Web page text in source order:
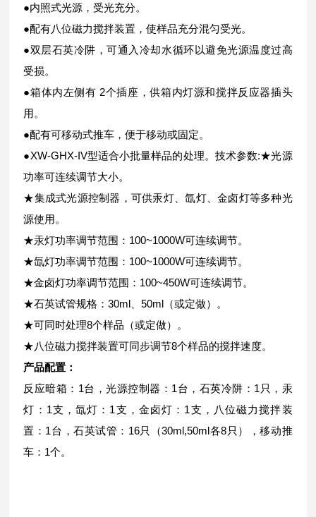
●内照式光源，受光充分。
●配有八位磁力搅拌装置，使样品充分混匀受光。
●双层石英冷阱，可通入冷却水循环以避免光源温度过高
受损。
●箱体内左侧有 2个插座，供箱内灯源和搅拌反应器插头
用。
●配有可移动式推车，便于移动或固定。
●XW-GHX-IV型适合小批量样品的处理。 技术参数:★光源
功率可连续调节大小。
★集成式光源控制器，可供汞灯、氙灯、金卤灯等多种光
源使用。
★汞灯功率调节范围：100~1000W可连续调节。
★氙灯功率调节范围：100~1000W可连续调节。
★金卤灯功率调节范围：100~450W可连续调节。
★石英试管规格：30ml、50ml（或定做）。
★可同时处理8个样品（或定做）。
★八位磁力搅拌装置可同步调节8个样品的搅拌速度。
产品配置：
反应暗箱：1台，光源控制器：1台，石英冷阱：1只，汞
灯：1支，氙灯：1支，金卤灯：1支，八位磁力搅拌装
置：1台，石英试管：16只（30ml,50ml各8只），移动推
车：1个。